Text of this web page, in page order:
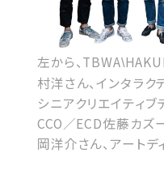
左から、TBWA\
村洋さん、インタラク
シニアクリエイティブ
CCO／ECD佐藤カズ
岡洋介さん、アートデ